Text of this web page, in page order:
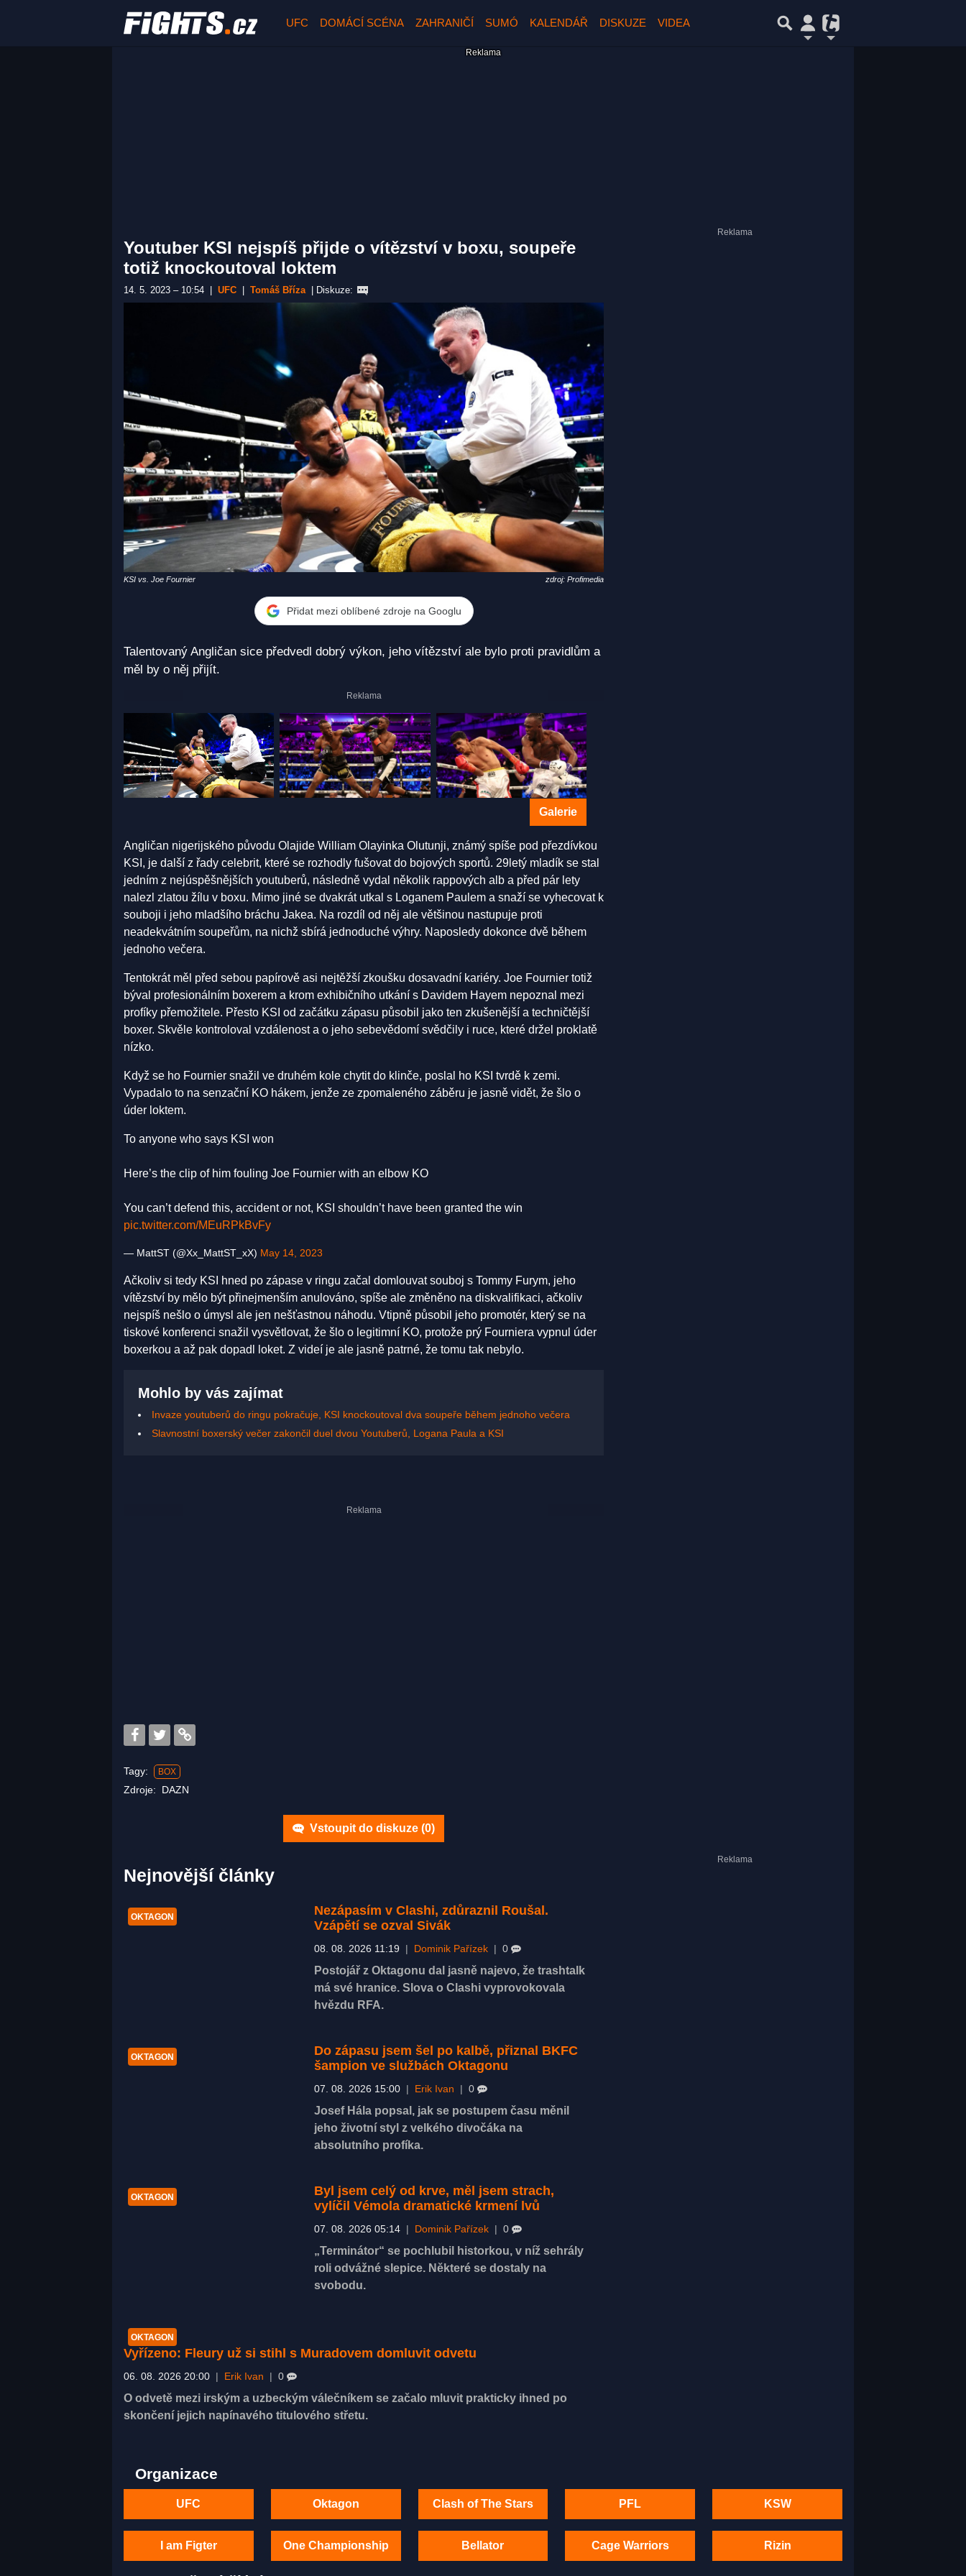
UFC DOMÁCÍ SCÉNA ZAHRANIČÍ SUMÓ KALENDÁŘ DISKUZE VIDEA
Youtuber KSI nejspíš přijde o vítězství v boxu, soupeře
totiž knockoutoval loktem
14. 5. 2023 – 10:54 UFC Tomáš Bříza Diskuze:
KSI vs. Joe Fournier zdroj: Profimedia
Přidat mezi oblíbené zdroje na Googlu
Talentovaný Angličan sice předvedl dobrý výkon, jeho vítězství ale bylo proti pravidlům a
měl by o něj přijít.
Galerie
Angličan nigerijského původu Olajide William Olayinka Olutunji, známý spíše pod přezdívkou
KSI, je další z řady celebrit, které se rozhodly fušovat do bojových sportů. 29letý mladík se stal
jedním z nejúspěšnějších youtuberů, následně vydal několik rappových alb a před pár lety
nalezl zlatou žílu v boxu. Mimo jiné se dvakrát utkal s Loganem Paulem a snaží se vyhecovat k
souboji i jeho mladšího bráchu Jakea. Na rozdíl od něj ale většinou nastupuje proti
neadekvátním soupeřům, na nichž sbírá jednoduché výhry. Naposledy dokonce dvě během
jednoho večera.
Tentokrát měl před sebou papírově asi nejtěžší zkoušku dosavadní kariéry. Joe Fournier totiž
býval profesionálním boxerem a krom exhibičního utkání s Davidem Hayem nepoznal mezi
profíky přemožitele. Přesto KSI od začátku zápasu působil jako ten zkušenější a techničtější
boxer. Skvěle kontroloval vzdálenost a o jeho sebevědomí svědčily i ruce, které držel proklatě
nízko.
Když se ho Fournier snažil ve druhém kole chytit do klinče, poslal ho KSI tvrdě k zemi.
Vypadalo to na senzační KO hákem, jenže ze zpomaleného záběru je jasně vidět, že šlo o
úder loktem.
To anyone who says KSI won
Here’s the clip of him fouling Joe Fournier with an elbow KO
You can’t defend this, accident or not, KSI shouldn’t have been granted the win
pic.twitter.com/MEuRPkBvFy
— MattST (@Xx_MattST_xX) May 14, 2023
Ačkoliv si tedy KSI hned po zápase v ringu začal domlouvat souboj s Tommy Furym, jeho
vítězství by mělo být přinejmenším anulováno, spíše ale změněno na diskvalifikaci, ačkoliv
nejspíš nešlo o úmysl ale jen nešťastnou náhodu. Vtipně působil jeho promotér, který se na
tiskové konferenci snažil vysvětlovat, že šlo o legitimní KO, protože prý Fourniera vypnul úder
boxerkou a až pak dopadl loket. Z videí je ale jasně patrné, že tomu tak nebylo.
Mohlo by vás zajímat
Invaze youtuberů do ringu pokračuje, KSI knockoutoval dva soupeře během jednoho večera
Slavnostní boxerský večer zakončil duel dvou Youtuberů, Logana Paula a KSI
Tagy: BOX
Zdroje: DAZN
Vstoupit do diskuze (0)
Nejnovější články
OKTAGON
Nezápasím v Clashi, zdůraznil Roušal.
Vzápětí se ozval Sivák
08. 08. 2026 11:19 Dominik Pařízek 0
Postojář z Oktagonu dal jasně najevo, že trashtalk
má své hranice. Slova o Clashi vyprovokovala
hvězdu RFA.
OKTAGON
Do zápasu jsem šel po kalbě, přiznal BKFC
šampion ve službách Oktagonu
07. 08. 2026 15:00 Erik Ivan 0
Josef Hála popsal, jak se postupem času měnil
jeho životní styl z velkého divočáka na
absolutního profíka.
OKTAGON
Byl jsem celý od krve, měl jsem strach,
vylíčil Vémola dramatické krmení lvů
07. 08. 2026 05:14 Dominik Pařízek 0
„Terminátor“ se pochlubil historkou, v níž sehrály
roli odvážné slepice. Některé se dostaly na
svobodu.
OKTAGON
Vyřízeno: Fleury už si stihl s Muradovem domluvit odvetu
06. 08. 2026 20:00 Erik Ivan 0
O odvetě mezi irským a uzbeckým válečníkem se začalo mluvit prakticky ihned po
skončení jejich napínavého titulového střetu.
Organizace
UFC Oktagon Clash of The Stars PFL KSW
I am Figter One Championship Bellator Cage Warriors Rizin